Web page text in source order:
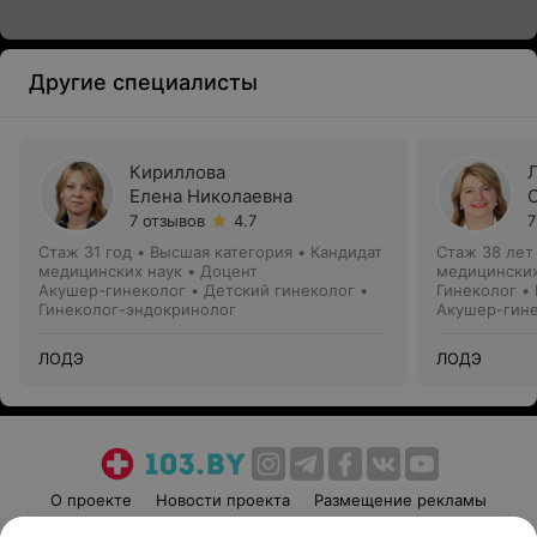
Другие специалисты
Кириллова
Елена Николаевна
7 отзывов
4.7
Стаж 31 год • Высшая категория • Кандидат
медицинских наук • Доцент
Акушер-гинеколог • Детский гинеколог •
Гинеколог-эндокринолог
ЛОДЭ
Стаж 38 лет
Гинеколог
Акушер-
ЛОДЭ
О проекте Новости проекта
Размещение рекламы